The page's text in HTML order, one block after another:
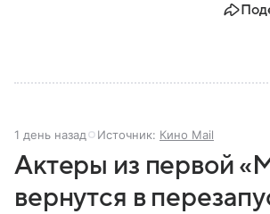
1 день назад Источник: Кино Mail
Актеры из первой
вернутся в